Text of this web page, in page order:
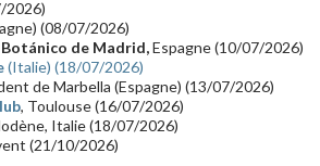
(15)
Astronomie (14)
(14) Chine(13)
2026)
(08/07/2026)
de Madrid,Espagne (10/07/2026)
(Italie) (18/07/2026)
de Marbella (Espagne) (13/07/2026)
, Toulouse (16/07/2026)
Italie (18/07/2026)
(21/10/2026)